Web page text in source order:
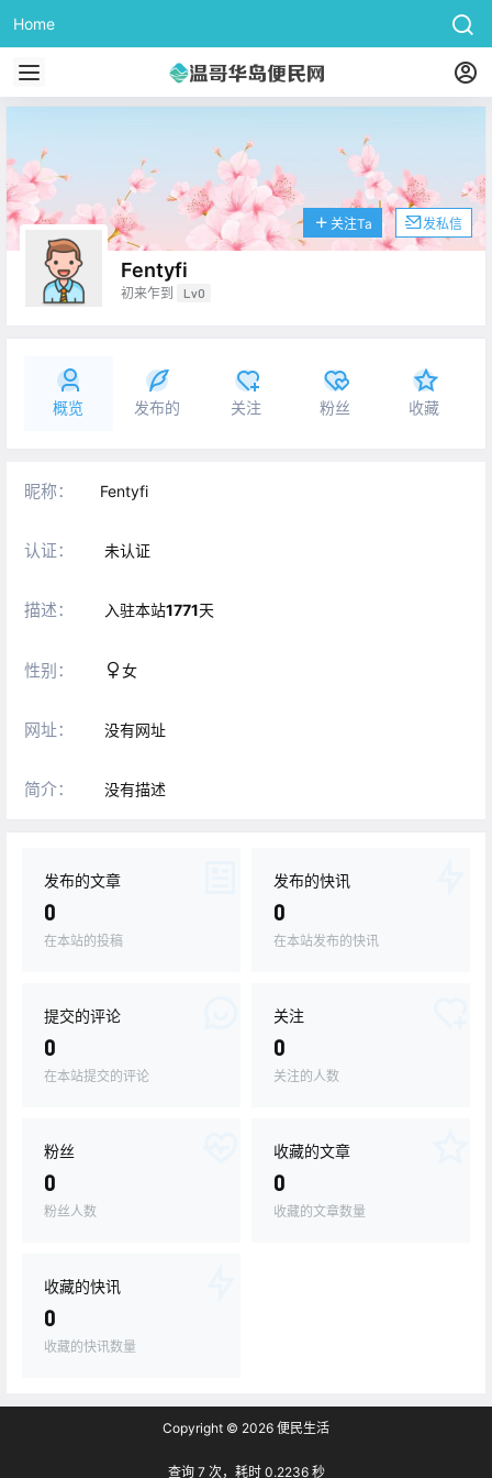
Home
Fentyfi
初来乍到 Lv0
关注Ta 发私信
概览 发布的 关注 粉丝 收藏
昵称： Fentyfi
认证： 未认证
描述： 入驻本站1771天
性别： 女
网址： 没有网址
简介： 没有描述
发布的文章
0
在本站的投稿
发布的快讯
0
在本站发布的快讯
提交的评论
0
在本站提交的评论
关注
0
关注的人数
粉丝
0
粉丝人数
收藏的文章
0
收藏的文章数量
收藏的快讯
0
收藏的快讯数量
Copyright © 2026 便民生活
查询 7 次，耗时 0.2236 秒